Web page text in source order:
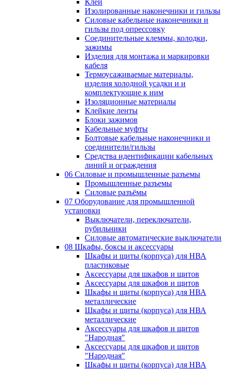
Изолированные наконечники и гильзы
Силовые кабельные наконечники и
гильзы под опрессовку
Соединительные клеммы, колодки,
зажимы
Изделия для монтажа и маркировки
кабеля
Термоусаживаемые материалы,
изделия холодной усадки и и
комплектующие к ним
Изоляционные материалы
Клейкие ленты
Блоки зажимов
Кабельные муфты
Болтовые кабельные наконечники и
соединители/гильзы
Средства идентификации кабельных
линий и ограждения
06 Силовые и промышленные разъемы
Промышленные разъемы
Силовые разъёмы
07 Оборудование для промышленной
установки
Выключатели, переключатели,
рубильники
Силовые автоматические выключатели
08 Шкафы, боксы и аксессуары
Шкафы и щиты (корпуса) для НВА
пластиковые
Аксессуары для шкафов и щитов
Аксессуары для шкафов и щитов
Шкафы и щиты (корпуса) для НВА
металлические
Шкафы и щиты (корпуса) для НВА
металлические
Аксессуары для шкафов и щитов
"Народная"
Аксессуары для шкафов и щитов
"Народная"
Шкафы и щиты (корпуса) для НВА